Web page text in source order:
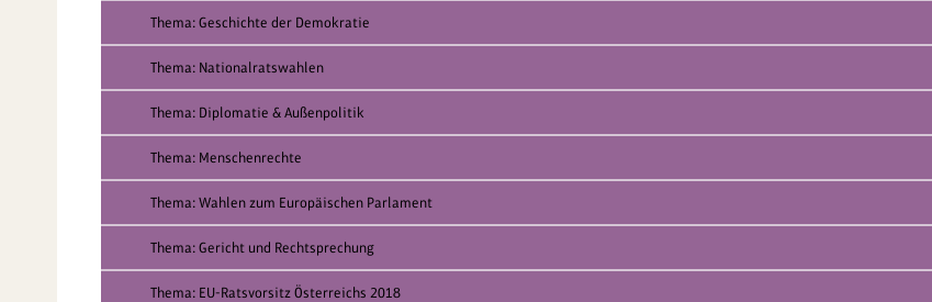
Thema: Geschichte der Demokratie
Thema: Nationalratswahlen
Thema: Diplomatie & Außenpolitik
Thema: Menschenrechte
Thema: Wahlen zum Europäischen Parlament
Thema: Gericht und Rechtsprechung
Thema: EU-Ratsvorsitz Österreichs 2018